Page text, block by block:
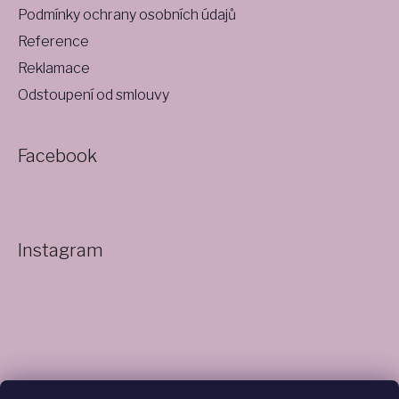
Podmínky ochrany osobních údajů
Reference
Reklamace
Odstoupení od smlouvy
Facebook
Instagram